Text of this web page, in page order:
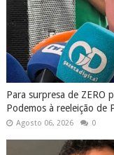
Para surpresa de ZERO
Podemos à reeleição de
Agosto 06, 2026 0